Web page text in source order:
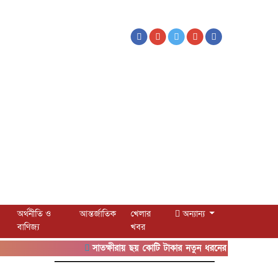
অর্থনীতি ও
বাণিজ্য
আন্তর্জাতিক
খেলার
খবর
অন্যান্য
সাতক্ষীরায় ছয় কোটি টাকার নতুন ধরনের ‘কুশ’ মাদকসহ